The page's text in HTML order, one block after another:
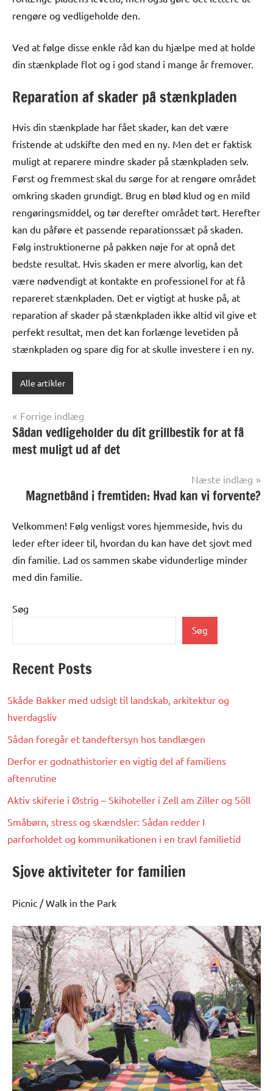
rengøre og vedligeholde den.
Ved at følge disse enkle råd kan du hjælpe med at holde
din stænkplade flot og i god stand i mange år fremover.
Reparation af skader på stænkpladen
Hvis din stænkplade har fået skader, kan det være
fristende at udskifte den med en ny. Men det er faktisk
muligt at reparere mindre skader på stænkpladen selv.
Først og fremmest skal du sørge for at rengøre området
omkring skaden grundigt. Brug en blød klud og en mild
rengøringsmiddel, og tør derefter området tørt. Herefter
kan du påføre et passende reparationssæt på skaden.
Følg instruktionerne på pakken nøje for at opnå det
bedste resultat. Hvis skaden er mere alvorlig, kan det
være nødvendigt at kontakte en professionel for at få
repareret stænkpladen. Det er vigtigt at huske på, at
reparation af skader på stænkpladen ikke altid vil give et
perfekt resultat, men det kan forlænge levetiden på
stænkpladen og spare dig for at skulle investere i en ny.
Alle artikler
Indlægsnavigation
Forrige indlæg
Sådan vedligeholder du dit grillbestik for at få
mest muligt ud af det
Næste indlæg
Magnetbånd i fremtiden: Hvad kan vi forvente?
Velkommen! Følg venligst vores hjemmeside, hvis du
leder efter ideer til, hvordan du kan have det sjovt med
din familie. Lad os sammen skabe vidunderlige minder
med din familie.
Søg
Søg
Recent Posts
Skåde Bakker med udsigt til landskab, arkitektur og
hverdagsliv
Sådan foregår et tandeftersyn hos tandlægen
Derfor er godnathistorier en vigtig del af familiens
aftenrutine
Aktiv skiferie i Østrig – Skihoteller i Zell am Ziller og Söll
Småbørn, stress og skændsler: Sådan redder I
parforholdet og kommunikationen i en travl familietid
Sjove aktiviteter for familien
Picnic / Walk in the Park